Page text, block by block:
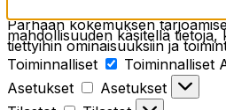
Parhaan kokemuksen
mahdollisuuden käsitellä
tiettyihin ominaisuuksiin ja
Toiminnalliset
Toiminnalliset
Asetukset
Asetukset